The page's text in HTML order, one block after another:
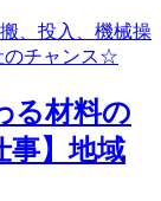
る材料の
事】地域